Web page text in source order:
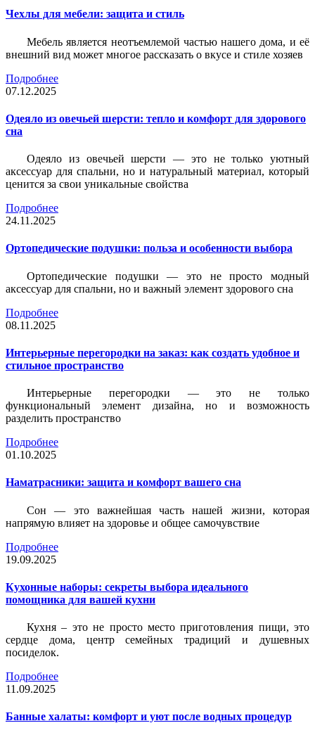
Чехлы для мебели: защита и стиль
Мебель является неотъемлемой частью нашего дома, и её
внешний вид может многое рассказать о вкусе и стиле хозяев
Подробнее
07.12.2025
Одеяло из овечьей шерсти: тепло и комфорт для здорового
сна
Одеяло из овечьей шерсти — это не только уютный
аксессуар для спальни, но и натуральный материал, который
ценится за свои уникальные свойства
Подробнее
24.11.2025
Ортопедические подушки: польза и особенности выбора
Ортопедические подушки — это не просто модный
аксессуар для спальни, но и важный элемент здорового сна
Подробнее
08.11.2025
Интерьерные перегородки на заказ: как создать удобное и
стильное пространство
Интерьерные перегородки — это не только
функциональный элемент дизайна, но и возможность
разделить пространство
Подробнее
01.10.2025
Наматрасники: защита и комфорт вашего сна
Сон — это важнейшая часть нашей жизни, которая
напрямую влияет на здоровье и общее самочувствие
Подробнее
19.09.2025
Кухонные наборы: секреты выбора идеального
помощника для вашей кухни
Кухня – это не просто место приготовления пищи, это
сердце дома, центр семейных традиций и душевных
посиделок.
Подробнее
11.09.2025
Банные халаты: комфорт и уют после водных процедур